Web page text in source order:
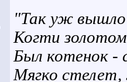
"Так уж вышло
Когти
Был котенок -
Мягко